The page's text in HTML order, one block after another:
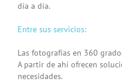
día a día.
Entre sus servicios:
Las fotografías en 360
A partir de ahí ofrecen
necesidades.